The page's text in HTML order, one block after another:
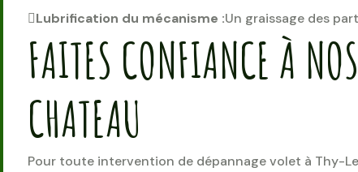
Lubrification du mécanisme :Un graissage des
FAITES CONFIANCE À
CHATEAU
Pour toute intervention de dépannage volet à Thy-